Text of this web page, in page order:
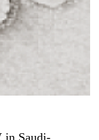
in Saudi-